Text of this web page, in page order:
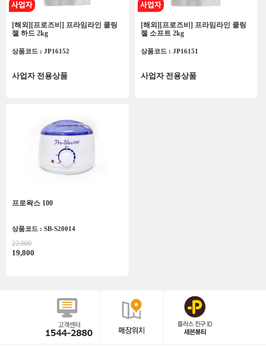
[해외][프로즈비] 프라임라인 쿨링
젤 하드 2kg
상품코드 : JP16152
사업자 전용상품
[해외][프로즈비] 프라임라인 쿨링
젤 소프트 2kg
상품코드 : JP16151
사업자 전용상품
프로왁스 100
상품코드 : SB-S20014
22,000
19,800